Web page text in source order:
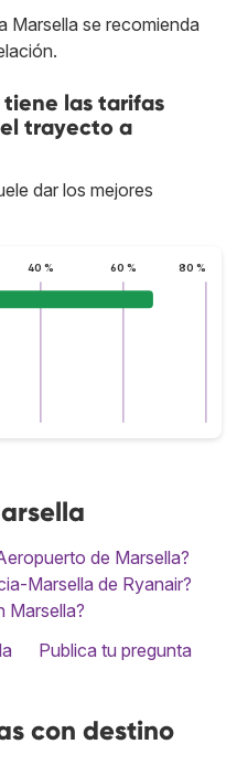
Marsella se recomienda
las tarifas
trayecto a
dar los mejores
40 % 60 % 80 %
de Marsella?
Marsella de Ryanair?
Marsella?
Publica tu pregunta
con destino